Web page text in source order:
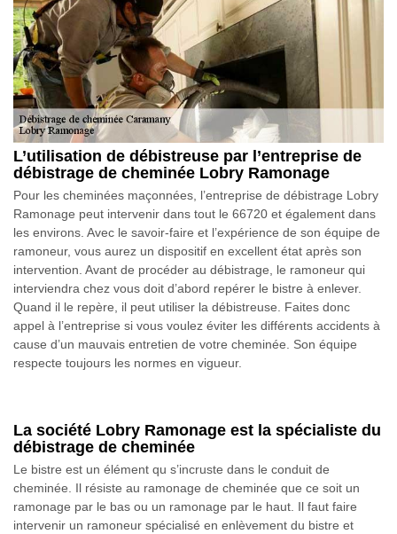
L’utilisation de débistreuse par l’entreprise de
débistrage de cheminée Lobry Ramonage
Pour les cheminées maçonnées, l’entreprise de débistrage Lobry
Ramonage peut intervenir dans tout le 66720 et également dans
les environs. Avec le savoir-faire et l’expérience de son équipe de
ramoneur, vous aurez un dispositif en excellent état après son
intervention. Avant de procéder au débistrage, le ramoneur qui
interviendra chez vous doit d’abord repérer le bistre à enlever.
Quand il le repère, il peut utiliser la débistreuse. Faites donc
appel à l’entreprise si vous voulez éviter les différents accidents à
cause d’un mauvais entretien de votre cheminée. Son équipe
respecte toujours les normes en vigueur.
La société Lobry Ramonage est la spécialiste du
débistrage de cheminée
Le bistre est un élément qu s’incruste dans le conduit de
cheminée. Il résiste au ramonage de cheminée que ce soit un
ramonage par le bas ou un ramonage par le haut. Il faut faire
intervenir un ramoneur spécialisé en enlèvement du bistre et